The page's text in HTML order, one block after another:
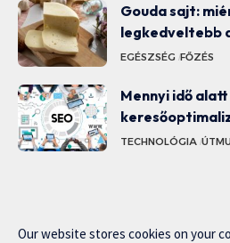
Gouda sajt:
legkedveltebb
EGÉSZSÉG FŐZÉS
Mennyi idő
TECHNOLÓGIA
Our website stores cookies on your